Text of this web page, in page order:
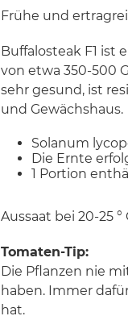
Frühe und
Buffalosteak F1 ist
von etwa 350-500
sehr gesund, ist
und Gewächshaus.
Solanum
Die Ernte
1 Portion
Aussaat bei 20-25
Tomaten-Tip:
Die Pflanzen nie
haben. Immer
hat.